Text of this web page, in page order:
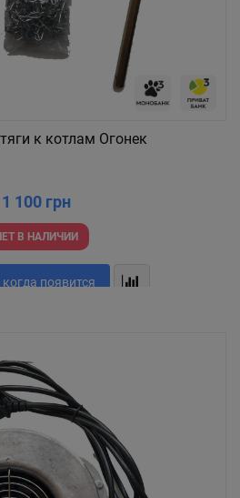
к котлам Огонек
1 100 грн
В НАЛИЧИИ
появится